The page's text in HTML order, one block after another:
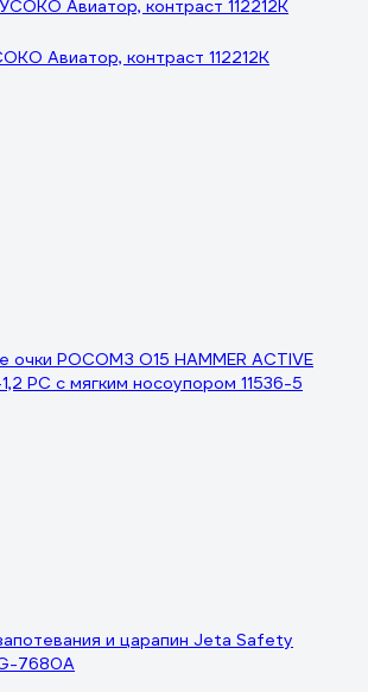
Авиатор, контраст 112212К
очки РОСОМЗ О15 HAMMER ACTIVЕ
PC с мягким носоупором 11536-5
и царапин Jeta Safety
7680A